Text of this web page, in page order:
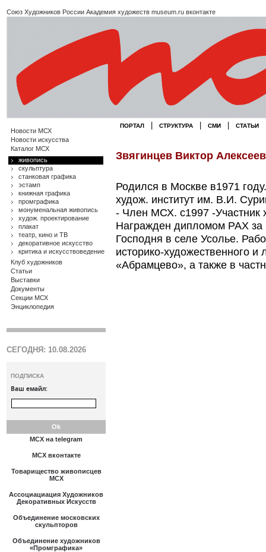
Союз Художников России Академия художеств museum.ru вконтакте
Новости МСХ
Новости искусства
Каталог МСХ
живопись
скульптура
станковая графика
эстамп
книжная графика
промграфика
монуменальная живопись
худож. проектирование
плакат
театр, кино и ТВ
декоративное искусство
критика и искусствоведение
Клуб художников
Статьи
Выставки
Документы
Секции МСХ
Энциклопедия
СЕГОДНЯ: 10.08.2026
ПОДПИСКА
Ваш емайл:
МСХ на telegram
МСХ вконтакте
Товарищество живописцев
МСХ
Ассоциациация Художников
Декоративных Искусств
Объединение московских
скульпторов
Объединение художников
«Промграфика»
ПОРТАЛ СТРУКТУРА СМИ СТАТЬИ
Звягинцев Виктор
Родился в Москве в1971
худож. институт им. В.И.
- Член МСХ. с1997 -Участник
Награжден дипломом РАХ за
Господня в селе Усолье.
историко-художественного и
«Абрамцево», а также в